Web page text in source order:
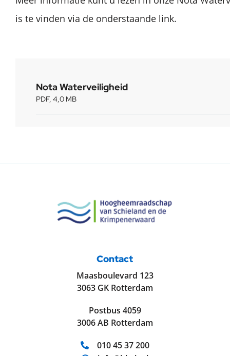
is te vinden via de onderstaande link.
Nota Waterveiligheid
PDF, 4,0 MB
Contact
Maasboulevard 123
3063 GK Rotterdam
Postbus 4059
3006 AB Rotterdam
Telefoonnummer:
010 45 37 200